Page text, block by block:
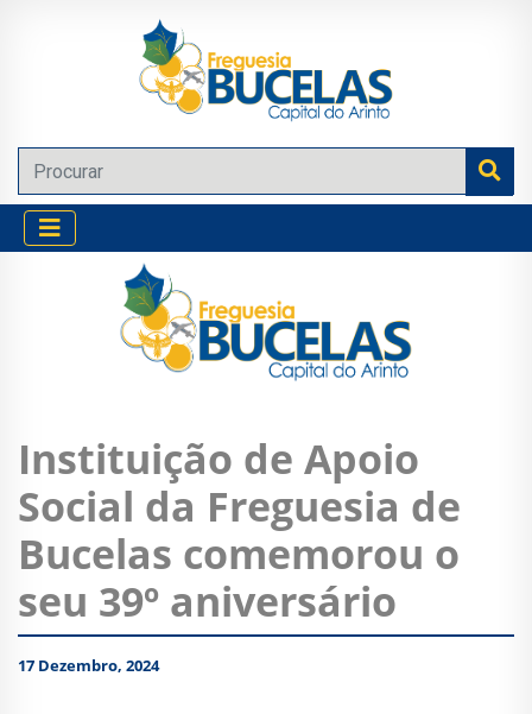
Instituição de Apoio
Social da Freguesia de
Bucelas comemorou o
seu 39º aniversário
17 Dezembro, 2024